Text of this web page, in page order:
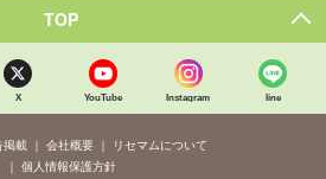
TOP
X YouTube Instagram line
掲載 会社概要
リセマムについて
個人情報保護方針